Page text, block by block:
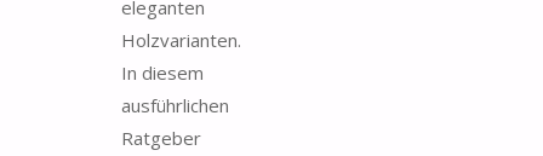
eleganten
Holzvarianten.
In diesem
ausführlichen
Ratgeber